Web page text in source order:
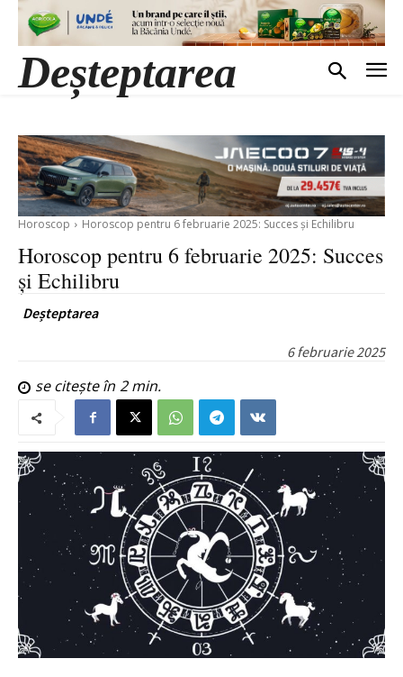
Deșteptarea
Horoscop Horoscop pentru 6 februarie 2025: Succes și Echilibru
Horoscop pentru 6 februarie 2025: Succes
și Echilibru
Deșteptarea
6 februarie 2025
se citește în 2min.